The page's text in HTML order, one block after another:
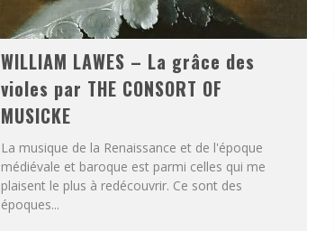
WILLIAM LAWES – La grâce des
violes par THE CONSORT OF
MUSICKE
La musique de la Renaissance et de l'époque
médiévale et baroque est parmi celles qui me
plaisent le plus à redécouvrir. Ce sont des
époques...